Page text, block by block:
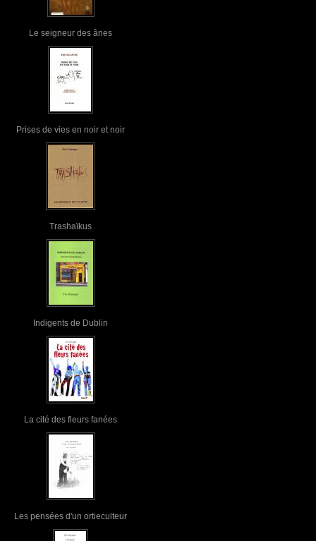
Le seigneur des ânes
Prises de vies en noir et noir
Trashaïkus
Indigents de Dublin
La cité des fleurs fanées
Les pensées d'un ortieculteur